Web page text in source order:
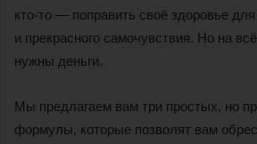
кто-то — поправить своё здоровье
и прекрасного самочувствия. Но на
нужны деньги.
Мы предлагаем вам три простых, но
формулы, которые позволят вам